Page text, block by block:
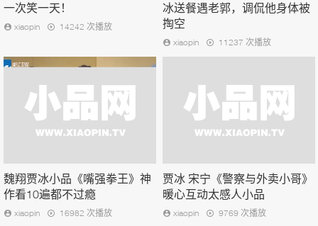
一次笑一天！
xiaopin 14242 次播放
冰送餐遇老郭，调侃他身体被
掏空
xiaopin 11237 次播放
魏翔贾冰小品《嘴强拳王》神
作看10遍都不过瘾
xiaopin 16982 次播放
贾冰 宋宁《警察与外卖小哥》
暖心互动太感人小品
xiaopin 9769 次播放